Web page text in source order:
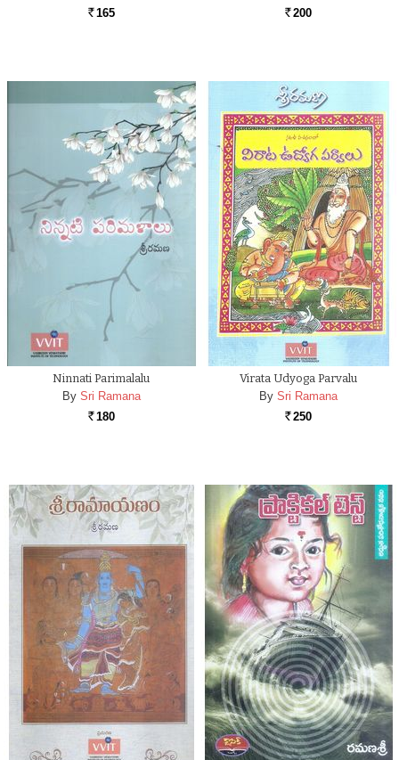
Rs. 165 Rs. 200
Ninnati Parimalalu
By Sri Ramana
Rs. 180
Virata Udyoga Parvalu
By Sri Ramana
Rs. 250